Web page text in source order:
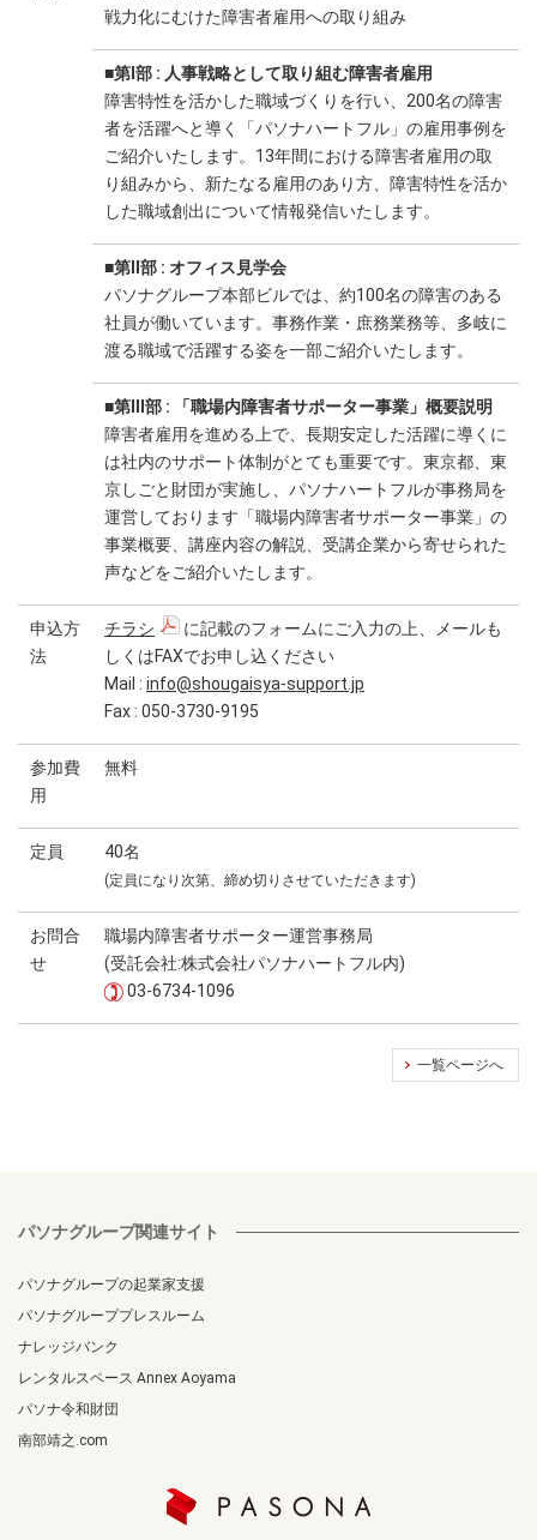
戦力化にむけた障害者雇用への取り組み
■第Ⅰ部 : 人事戦略として取り組む障害者雇用
障害特性を活かした職域づくりを行い、200名の障害
者を活躍へと導く「パソナハートフル」の雇用事例を
ご紹介いたします。13年間における障害者雇用の取
り組みから、新たなる雇用のあり方、障害特性を活か
した職域創出について情報発信いたします。
■第Ⅱ部 : オフィス見学会
パソナグループ本部ビルでは、約100名の障害のある
社員が働いています。事務作業・庶務業務等、多岐に
渡る職域で活躍する姿を一部ご紹介いたします。
■第Ⅲ部 : 「職場内障害者サポーター事業」概要説明
障害者雇用を進める上で、長期安定した活躍に導くに
は社内のサポート体制がとても重要です。東京都、東
京しごと財団が実施し、パソナハートフルが事務局を
運営しております「職場内障害者サポーター事業」の
事業概要、講座内容の解説、受講企業から寄せられた
声などをご紹介いたします。
申込方
法
チラシ
に記載のフォームにご入力の上、メールも
しくはFAXでお申し込ください
Mail : info@shougaisya-support.jp
Fax : 050-3730-9195
参加費
用
無料
定員 40名
(定員になり次第、締め切りさせていただきます)
お問合
せ
職場内障害者サポーター運営事務局
(受託会社:株式会社パソナハートフル内)
03-6734-1096
一覧ページへ
パソナグループ関連サイト
パソナグループの起業家支援
パソナグループプレスルーム
ナレッジバンク
レンタルスペース Annex Aoyama
パソナ令和財団
南部靖之.com